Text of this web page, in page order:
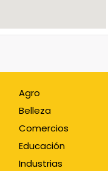
Agro
Belleza
Comercios
Educación
Industrias